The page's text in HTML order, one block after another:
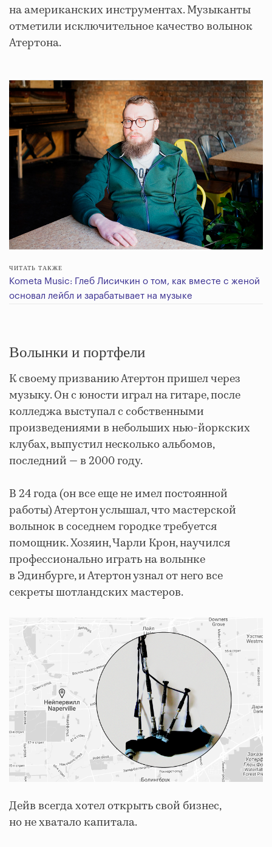
на американских инструментах. Музыканты
отметили исключительное качество волынок
Атертона.
ЧИТАТЬ ТАКЖЕ
Kometa Music: Глеб Лисичкин о том, как вместе с женой
основал лейбл и зарабатывает на музыке
Волынки и портфели
К своему призванию Атертон пришел через
музыку. Он с юности играл на гитаре, после
колледжа выступал с собственными
произведениями в небольших нью-йоркских
клубах, выпустил несколько альбомов,
последний — в 2000 году.
В 24 года (он все еще не имел постоянной
работы) Атертон услышал, что мастерской
волынок в соседнем городке требуется
помощник. Хозяин, Чарли Крон, научился
профессионально играть на волынке
в Эдинбурге, и Атертон узнал от него все
секреты шотландских мастеров.
Дейв всегда хотел открыть свой бизнес,
но не хватало капитала.